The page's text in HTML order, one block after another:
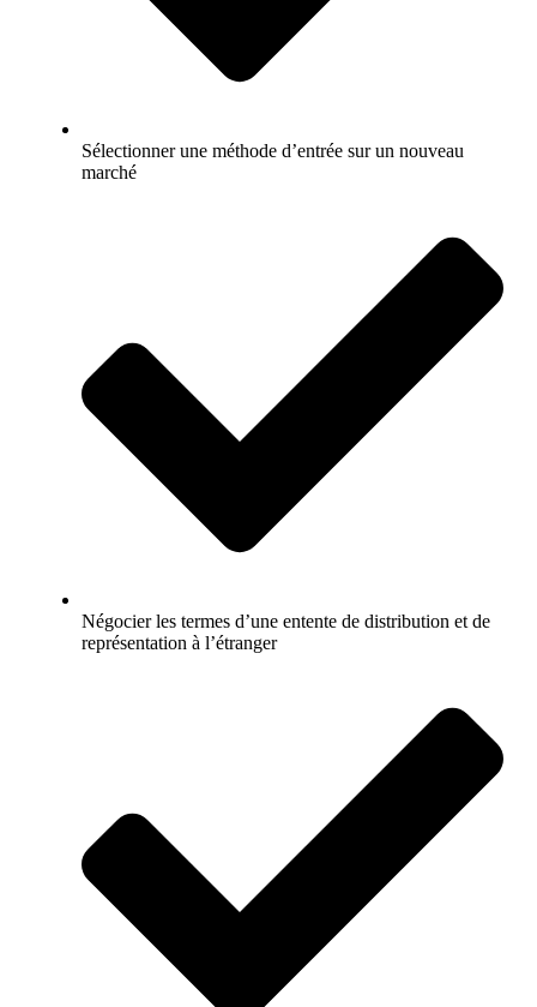
Sélectionner une méthode d’entrée sur un nouveau
marché
Négocier les termes d’une entente de distribution et de
représentation à l’étranger